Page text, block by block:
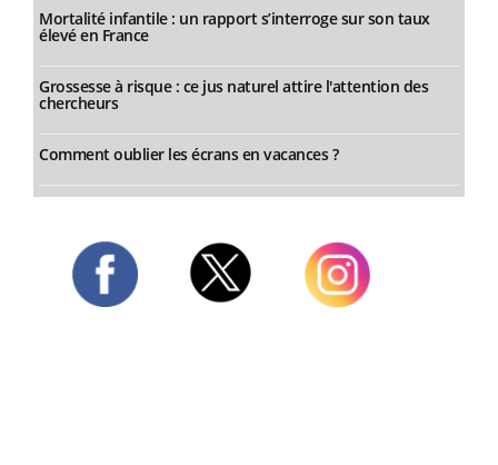
Mortalité infantile : un rapport s’interroge sur son taux
élevé en France
Grossesse à risque : ce jus naturel attire l'attention des
chercheurs
Comment oublier les écrans en vacances ?